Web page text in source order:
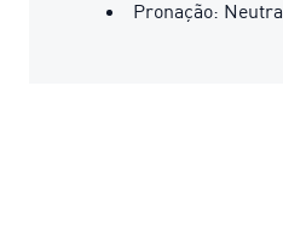
Pronação: Neutra